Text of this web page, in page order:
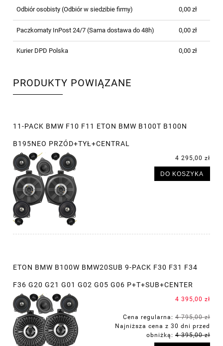
Odbiór osobisty(Odbiór w siedzibie firmy) 0,00 zł
Paczkomaty InPost 24/7(Sama dostawa do 48h) 0,00 zł
Kurier DPD Polska 0,00 zł
PRODUKTY POWIĄZANE
11-PACK BMW F10 F11 ETON BMW B100T B100N
B195NEO PRZÓD+TYŁ+CENTRAL
4 295,00 zł
DO KOSZYKA
ETON BMW B100W BMW20SUB 9-PACK F30 F31 F34
F36 G20 G21 G01 G02 G05 G06 P+T+SUB+CENTER
4 395,00 zł
Cena regularna: 4 795,00 zł
Najniższa cena z 30 dni przed
obniżką: 4 395,00 zł